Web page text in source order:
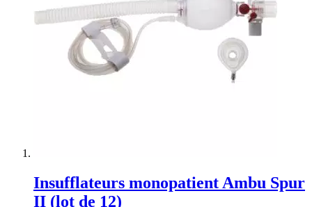
Insufflateurs monopatient Ambu Spur
II (lot de 12)